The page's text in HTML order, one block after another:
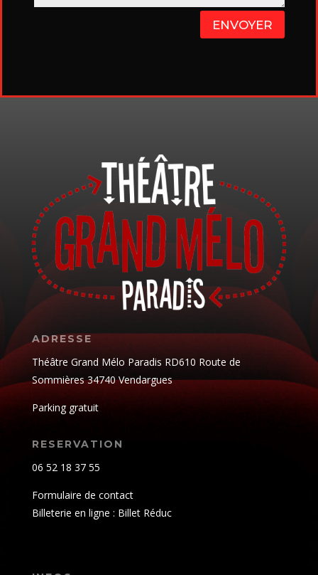
ENVOYER
ADRESSE
Théâtre Grand Mélo Paradis RD610 Route de
Sommières 34740 Vendargues
Parking gratuit
RESERVATION
06 52 18 37 55
Formulaire de contact
Billeterie en ligne : Billet Réduc